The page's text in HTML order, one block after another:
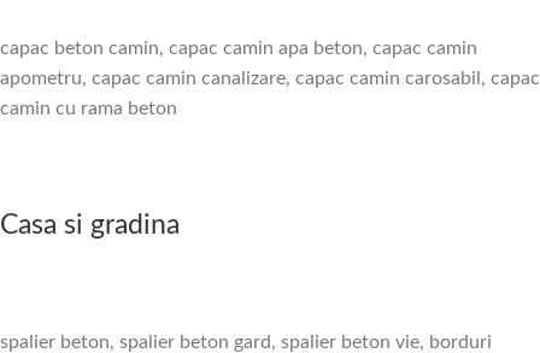
capac beton camin, capac camin apa beton, capac camin
apometru, capac camin canalizare, capac camin carosabil, capac
camin cu rama beton
Casa si gradina
spalier beton, spalier beton gard, spalier beton vie, borduri